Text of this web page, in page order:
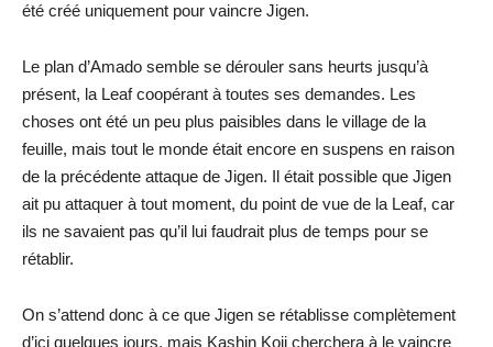
été créé uniquement pour vaincre Jigen.
Le plan d’Amado semble se dérouler sans heurts jusqu’à
présent, la Leaf coopérant à toutes ses demandes. Les
choses ont été un peu plus paisibles dans le village de la
feuille, mais tout le monde était encore en suspens en raison
de la précédente attaque de Jigen. Il était possible que Jigen
ait pu attaquer à tout moment, du point de vue de la Leaf, car
ils ne savaient pas qu’il lui faudrait plus de temps pour se
rétablir.
On s’attend donc à ce que Jigen se rétablisse complètement
d’ici quelques jours, mais Kashin Koji cherchera à le vaincre